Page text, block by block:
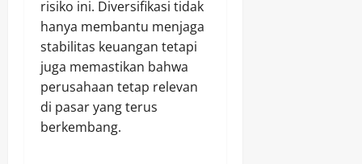
risiko ini. Diversifikasi tidak
hanya membantu menjaga
stabilitas keuangan tetapi
juga memastikan bahwa
perusahaan tetap relevan
di pasar yang terus
berkembang.